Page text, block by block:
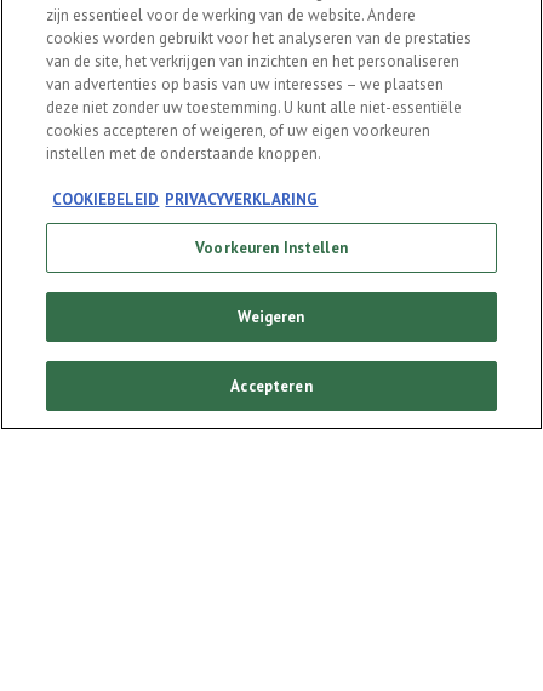
Serveer overal
tapbier
zijn essentieel voor de werking van de website. Andere
cookies worden gebruikt voor het analyseren van de prestaties
van de site, het verkrijgen van inzichten en het personaliseren
van advertenties op basis van uw interesses – we plaatsen
deze niet zonder uw toestemming. U kunt alle niet-essentiële
cookies accepteren of weigeren, of uw eigen voorkeuren
instellen met de onderstaande knoppen.
COOKIEBELEID PRIVACYVERKLARING
Voorkeuren Instellen
Weigeren
Accepteren
FAQ